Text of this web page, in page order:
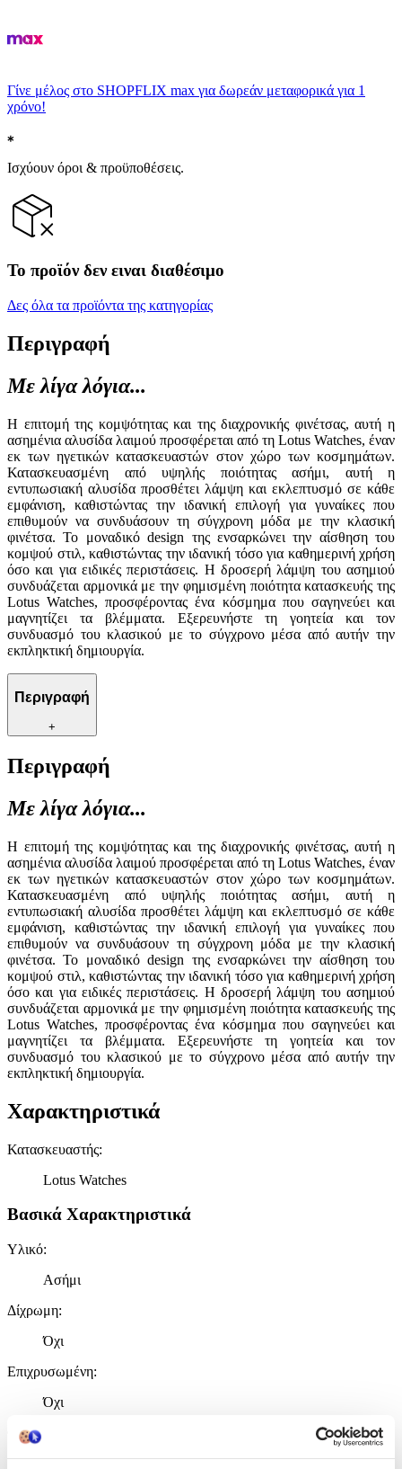
Γίνε μέλος στο SHOPFLIX max για δωρεάν μεταφορικά για 1
χρόνο!
Ισχύουν όροι & προϋποθέσεις.
Το προϊόν δεν ειναι διαθέσιμο
Δες όλα τα προϊόντα της κατηγορίας
Περιγραφή
Με λίγα λόγια...
Η επιτομή της κομψότητας και της διαχρονικής φινέτσας, αυτή η
ασημένια αλυσίδα λαιμού προσφέρεται από τη Lotus Watches, έναν
εκ των ηγετικών κατασκευαστών στον χώρο των κοσμημάτων.
Κατασκευασμένη από υψηλής ποιότητας ασήμι, αυτή η
εντυπωσιακή αλυσίδα προσθέτει λάμψη και εκλεπτυσμό σε κάθε
εμφάνιση, καθιστώντας την ιδανική επιλογή για γυναίκες που
επιθυμούν να συνδυάσουν τη σύγχρονη μόδα με την κλασική
φινέτσα. Το μοναδικό design της ενσαρκώνει την αίσθηση του
κομψού στιλ, καθιστώντας την ιδανική τόσο για καθημερινή χρήση
όσο και για ειδικές περιστάσεις. Η δροσερή λάμψη του ασημιού
συνδυάζεται αρμονικά με την φημισμένη ποιότητα κατασκευής της
Lotus Watches, προσφέροντας ένα κόσμημα που σαγηνεύει και
μαγνητίζει τα βλέμματα. Εξερευνήστε τη γοητεία και τον
συνδυασμό του κλασικού με το σύγχρονο μέσα από αυτήν την
εκπληκτική δημιουργία.
Περιγραφή
+
Περιγραφή
Με λίγα λόγια...
Η επιτομή της κομψότητας και της διαχρονικής φινέτσας, αυτή η
ασημένια αλυσίδα λαιμού προσφέρεται από τη Lotus Watches, έναν
εκ των ηγετικών κατασκευαστών στον χώρο των κοσμημάτων.
Κατασκευασμένη από υψηλής ποιότητας ασήμι, αυτή η
εντυπωσιακή αλυσίδα προσθέτει λάμψη και εκλεπτυσμό σε κάθε
εμφάνιση, καθιστώντας την ιδανική επιλογή για γυναίκες που
επιθυμούν να συνδυάσουν τη σύγχρονη μόδα με την κλασική
φινέτσα. Το μοναδικό design της ενσαρκώνει την αίσθηση του
κομψού στιλ, καθιστώντας την ιδανική τόσο για καθημερινή χρήση
όσο και για ειδικές περιστάσεις. Η δροσερή λάμψη του ασημιού
συνδυάζεται αρμονικά με την φημισμένη ποιότητα κατασκευής της
Lotus Watches, προσφέροντας ένα κόσμημα που σαγηνεύει και
μαγνητίζει τα βλέμματα. Εξερευνήστε τη γοητεία και τον
συνδυασμό του κλασικού με το σύγχρονο μέσα από αυτήν την
εκπληκτική δημιουργία.
Χαρακτηριστικά
Κατασκευαστής:
Lotus Watches
Βασικά Χαρακτηριστικά
Υλικό:
Ασήμι
Δίχρωμη:
Όχι
Επιχρυσωμένη:
Όχι
Φύλο:
Γυναίκα